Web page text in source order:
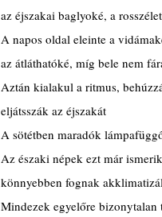
az éjszakai baglyoké, a
A napos oldal eleinte a
az átláthatóké, míg bele nem
Aztán kialakul a ritmus,
eljátsszák az éjszakát
A sötétben maradók
Az északi népek ezt már ismerik
könnyebben fognak
Mindezek egyelőre bizonytalan